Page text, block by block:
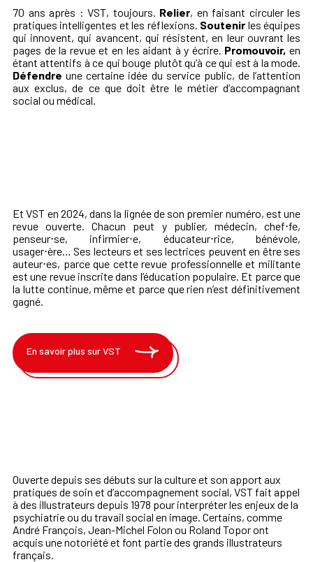
70 ans après : VST, toujours. Relier, en faisant circuler les
pratiques intelligentes et les réflexions. Soutenir les équipes
qui innovent, qui avancent, qui résistent, en leur ouvrant les
pages de la revue et en les aidant à y écrire. Promouvoir, en
étant attentifs à ce qui bouge plutôt qu’à ce qui est à la mode.
Défendre une certaine idée du service public, de l’attention
aux exclus, de ce que doit être le métier d’accompagnant
social ou médical.
Et VST en 2024, dans la lignée de son premier numéro, est une
revue ouverte. Chacun peut y publier, médecin, chef⋅fe,
penseur⋅se, infirmier⋅e, éducateur⋅rice, bénévole,
usager⋅ère… Ses lecteurs et ses lectrices peuvent en être ses
auteur⋅es, parce que cette revue professionnelle et militante
est une revue inscrite dans l’éducation populaire. Et parce que
la lutte continue, même et parce que rien n’est définitivement
gagné.
En savoir plus sur VST
Ouverte depuis ses débuts sur la culture et son apport aux
pratiques de soin et d’accompagnement social, VST fait appel
à des illustrateurs depuis 1978 pour interpréter les enjeux de la
psychiatrie ou du travail social en image. Certains, comme
André François, Jean-Michel Folon ou Roland Topor ont
acquis une notoriété et font partie des grands illustrateurs
français.